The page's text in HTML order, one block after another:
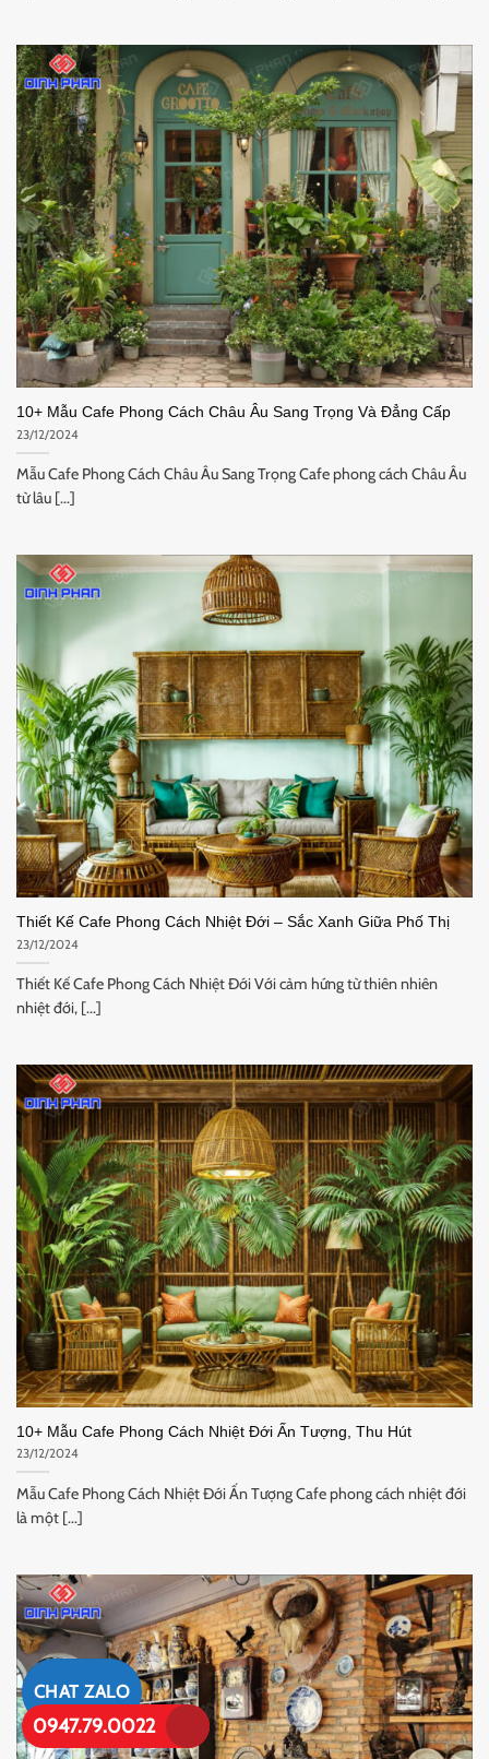
CHAT ZALO
0947.79.0022
10+ Mẫu Cafe Phong Cách Châu Âu Sang Trọng Và Đẳng Cấp
23/12/2024
Mẫu Cafe Phong Cách Châu Âu Sang Trọng Cafe phong cách Châu Âu
từ lâu [...]
Thiết Kế Cafe Phong Cách Nhiệt Đới – Sắc Xanh Giữa Phố Thị
23/12/2024
Thiết Kế Cafe Phong Cách Nhiệt Đới Với cảm hứng từ thiên nhiên
nhiệt đới, [...]
10+ Mẫu Cafe Phong Cách Nhiệt Đới Ấn Tượng, Thu Hút
23/12/2024
Mẫu Cafe Phong Cách Nhiệt Đới Ấn Tượng Cafe phong cách nhiệt đới
là một [...]